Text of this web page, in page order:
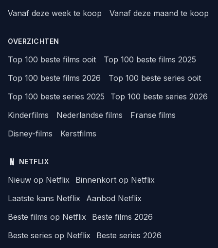
Vanaf deze week te koop
Vanaf deze maand te koop
OVERZICHTEN
Top 100 beste films ooit
Top 100 beste films 2025
Top 100 beste films 2026
Top 100 beste series ooit
Top 100 beste series 2025
Top 100 beste series 2026
Kinderfilms
Nederlandse films
Franse films
Disney-films
Kerstfilms
NETFLIX
Nieuw op Netflix
Binnenkort op Netflix
Laatste kans Netflix
Aanbod Netflix
Beste films op Netflix
Beste films 2026
Beste series op Netflix
Beste series 2026